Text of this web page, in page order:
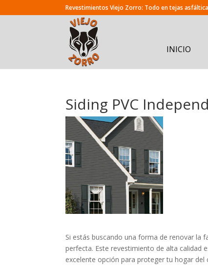
INICIO
Siding PVC
Si estás buscando una forma de renovar la
perfecta. Este revestimiento de alta calidad
excelente opción para proteger tu hogar del